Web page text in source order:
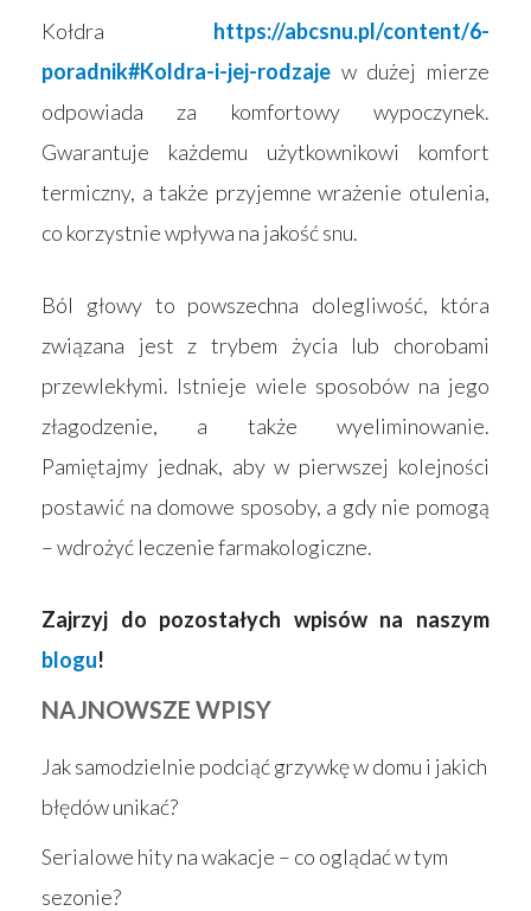
Kołdra https://abcsnu.pl/content/6-
poradnik#Koldra-i-jej-rodzaje w dużej mierze
odpowiada za komfortowy wypoczynek.
Gwarantuje każdemu użytkownikowi komfort
termiczny, a także przyjemne wrażenie otulenia,
co korzystnie wpływa na jakość snu.
Ból głowy to powszechna dolegliwość, która
związana jest z trybem życia lub chorobami
przewlekłymi. Istnieje wiele sposobów na jego
złagodzenie, a także wyeliminowanie.
Pamiętajmy jednak, aby w pierwszej kolejności
postawić na domowe sposoby, a gdy nie pomogą
– wdrożyć leczenie farmakologiczne.
Zajrzyj do pozostałych wpisów na naszym
blogu!
NAJNOWSZE WPISY
Jak samodzielnie podciąć grzywkę w domu i jakich
błędów unikać?
Serialowe hity na wakacje – co oglądać w tym
sezonie?